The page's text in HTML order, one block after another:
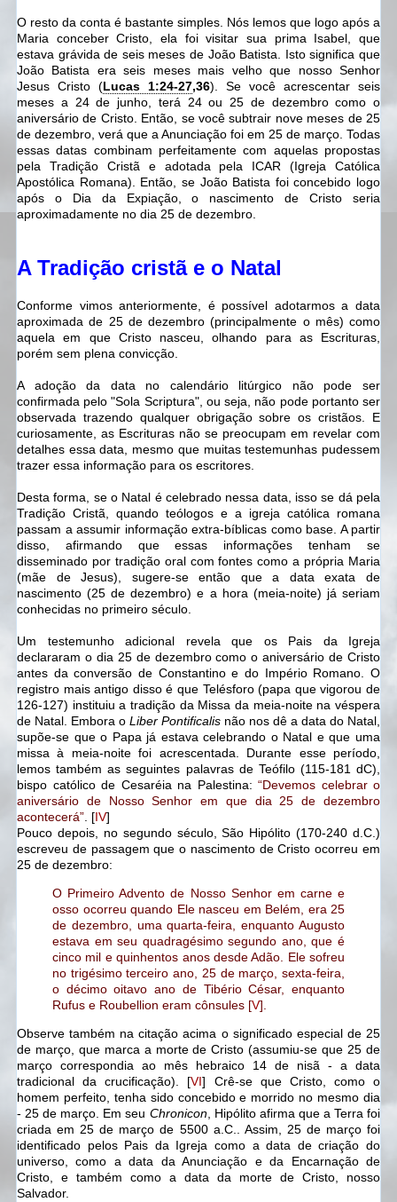
O resto da conta é bastante simples. Nós lemos que logo após a
Maria conceber Cristo, ela foi visitar sua prima Isabel, que
estava grávida de seis meses de João Batista. Isto significa que
João Batista era seis meses mais velho que nosso Senhor
Jesus Cristo (Lucas 1:24-27,36). Se você acrescentar seis
meses a 24 de junho, terá 24 ou 25 de dezembro como o
aniversário de Cristo. Então, se você subtrair nove meses de 25
de dezembro, verá que a Anunciação foi em 25 de março. Todas
essas datas combinam perfeitamente com aquelas propostas
pela Tradição Cristã e adotada pela ICAR (Igreja Católica
Apostólica Romana). Então, se João Batista foi concebido logo
após o Dia da Expiação, o nascimento de Cristo seria
aproximadamente no dia 25 de dezembro.
A Tradição cristã e o Natal
Conforme vimos anteriormente, é possível adotarmos a data
aproximada de 25 de dezembro (principalmente o mês) como
aquela em que Cristo nasceu, olhando para as Escrituras,
porém sem plena convicção.
A adoção da data no calendário litúrgico não pode ser
confirmada pelo "Sola Scriptura", ou seja, não pode portanto ser
observada trazendo qualquer obrigação sobre os cristãos. E
curiosamente, as Escrituras não se preocupam em revelar com
detalhes essa data, mesmo que muitas testemunhas pudessem
trazer essa informação para os escritores.
Desta forma, se o Natal é celebrado nessa data, isso se dá pela
Tradição Cristã, quando teólogos e a igreja católica romana
passam a assumir informação extra-bíblicas como base. A partir
disso, afirmando que essas informações tenham se
disseminado por tradição oral com fontes como a própria Maria
(mãe de Jesus), sugere-se então que a data exata de
nascimento (25 de dezembro) e a hora (meia-noite) já seriam
conhecidas no primeiro século.
Um testemunho adicional revela que os Pais da Igreja
declararam o dia 25 de dezembro como o aniversário de Cristo
antes da conversão de Constantino e do Império Romano. O
registro mais antigo disso é que Telésforo (papa que vigorou de
126-127) instituiu a tradição da Missa da meia-noite na véspera
de Natal. Embora o Liber Pontificalis não nos dê a data do Natal,
supõe-se que o Papa já estava celebrando o Natal e que uma
missa à meia-noite foi acrescentada. Durante esse período,
lemos também as seguintes palavras de Teófilo (115-181 dC),
bispo católico de Cesaréia na Palestina: “Devemos celebrar o
aniversário de Nosso Senhor em que dia 25 de dezembro
acontecerá” . [IV]
Pouco depois, no segundo século, São Hipólito (170-240 d.C.)
escreveu de passagem que o nascimento de Cristo ocorreu em
25 de dezembro:
O Primeiro Advento de Nosso Senhor em carne e
osso ocorreu quando Ele nasceu em Belém, era 25
de dezembro, uma quarta-feira, enquanto Augusto
estava em seu quadragésimo segundo ano, que é
cinco mil e quinhentos anos desde Adão. Ele sofreu
no trigésimo terceiro ano, 25 de março, sexta-feira,
o décimo oitavo ano de Tibério César, enquanto
Rufus e Roubellion eram cônsules [V].
Observe também na citação acima o significado especial de 25
de março, que marca a morte de Cristo (assumiu-se que 25 de
março correspondia ao mês hebraico 14 de nisã - a data
tradicional da crucificação). [VI] Crê-se que Cristo, como o
homem perfeito, tenha sido concebido e morrido no mesmo dia
- 25 de março. Em seu Chronicon, Hipólito afirma que a Terra foi
criada em 25 de março de 5500 a.C.. Assim, 25 de março foi
identificado pelos Pais da Igreja como a data de criação do
universo, como a data da Anunciação e da Encarnação de
Cristo, e também como a data da morte de Cristo, nosso
Salvador.